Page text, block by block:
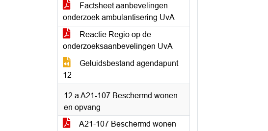
Factsheet aanbevelingen
onderzoek ambulantisering UvA
Reactie Regio op de
onderzoeksaanbevelingen UvA
Geluidsbestand agendapunt
12
12.a A21-107 Beschermd wonen
en opvang
A21-107 Beschermd wonen